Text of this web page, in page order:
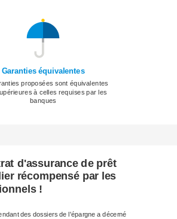
Garanties équivalentes
proposées sont équivalentes
à celles requises par les
banques
d'assurance de prêt
récompensé par les
!
des dossiers de l'épargne a décerné